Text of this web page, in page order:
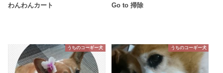
わんわんカート
Go to 掃除
うちのコーギー犬 うちのコーギー犬